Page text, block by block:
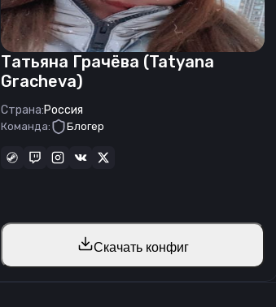
Татьяна Грачёва (Tatyana
Gracheva)
Страна:Россия
Команда: Блогер
Скачать конфиг